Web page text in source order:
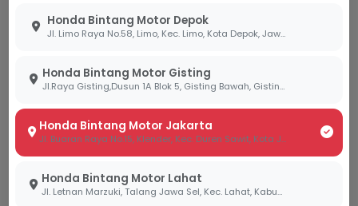
Honda Bintang Motor Depok
Jl. Limo Raya No.58, Limo, Kec. Limo, Kota Depok, Jawa Barat 16514
Honda Bintang Motor Gisting
Jl.Raya Gisting,Dusun 1A Blok 5, Gisting Bawah, Gisting, Tanggamus, Lampung 35378
Honda Bintang Motor Jakarta
Jl. Buaran Raya No.15, Klender, Kec. Duren Sawit, Kota Jakarta Timur, Daerah Khusus Ibukota Jakarta 13470
Honda Bintang Motor Lahat
Jl. Letnan Marzuki, Talang Jawa Sel, Kec. Lahat, Kabupaten Lahat, Sumatera Selatan 31419
Konsultasikan Perawatan Motor
Memiliki motor 2-tak adalah tentang menjaga nilai
sejarah dan sensasi berkendara yang unik. Kami
mengundang Sobi untuk mengunjungi cabang
Bintang Motor terdekat guna melakukan
pengecekan atau servis mesin. Tim ahli kami siap
membantu Sobi memastikan motor 2-tak Sobi
tetap bertenaga, lancar, dan pastinya irit dalam